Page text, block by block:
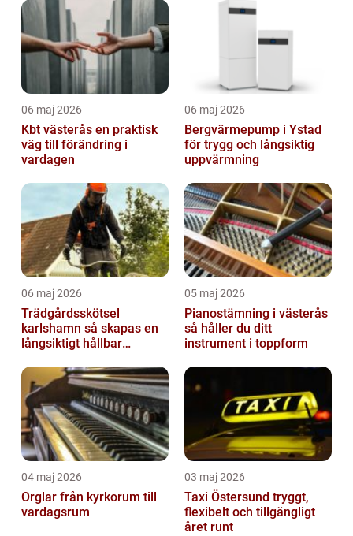
06 maj 2026
Kbt västerås en praktisk
väg till förändring i
vardagen
06 maj 2026
Bergvärmepump i Ystad
för trygg och långsiktig
uppvärmning
06 maj 2026
Trädgårdsskötsel
karlshamn så skapas en
långsiktigt hållbar
05 maj 2026
Pianostämning i västerås
så håller du ditt
instrument i toppform
04 maj 2026
Orglar från kyrkorum till
vardagsrum
03 maj 2026
Taxi Östersund tryggt,
flexibelt och tillgängligt
året runt